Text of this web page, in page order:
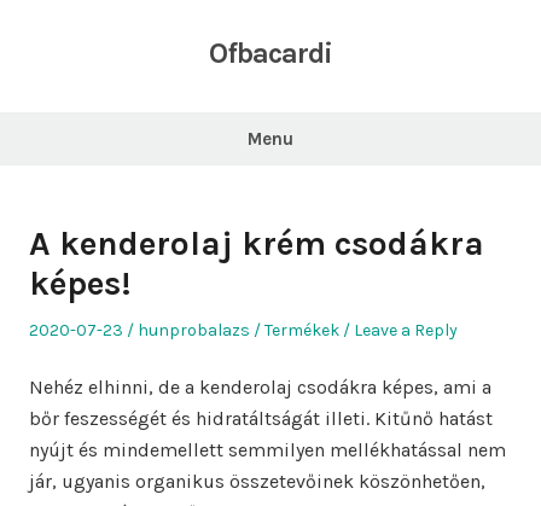
Ofbacardi
Menu
A kenderolaj krém csodákra
képes!
Posted
2020-07-23 Author
hunprobalazs
Posted
Termékek Leave a Reply
Nehéz elhinni, de a kenderolaj csodákra képes, ami a
bőr feszességét és hidratáltságát illeti. Kitűnő hatást
nyújt és mindemellett semmilyen mellékhatással nem
jár, ugyanis organikus összetevőinek köszönhetően,